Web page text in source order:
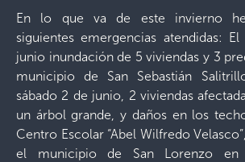
En lo que va de este invierno
siguientes emergencias atendidas:
junio inundación de 5 viviendas y 3
municipio de San Sebastián
sábado 2 de junio, 2 viviendas
un árbol grande, y daños en los
Centro Escolar “Abel Wilfredo
el municipio de San Lorenzo en